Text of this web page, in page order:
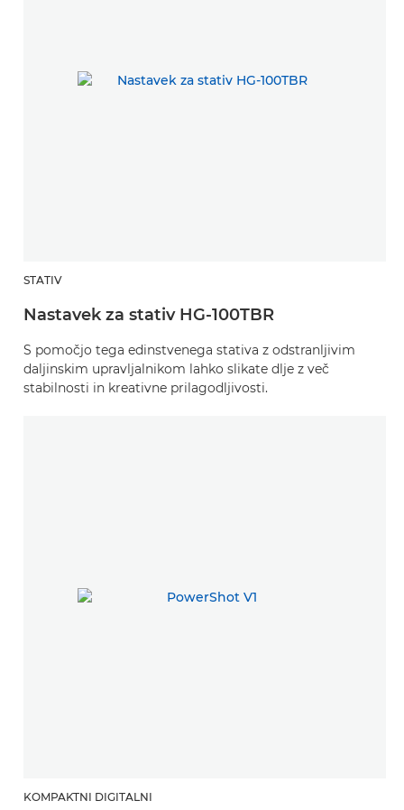
STATIV
Nastavek za stativ HG-100TBR
S pomočjo tega edinstvenega stativa z odstranljivim
daljinskim upravljalnikom lahko slikate dlje z več
stabilnosti in kreativne prilagodljivosti.
KOMPAKTNI DIGITALNI